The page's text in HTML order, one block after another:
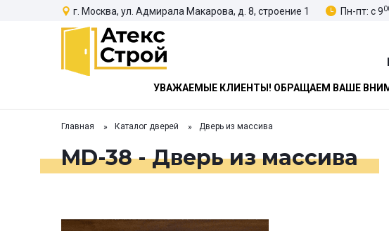
г. Москва, ул. Адмирала Макарова, д. 8, строение 1 Пн-пт: с 9
УВАЖАЕМЫЕ КЛИЕНТЫ! ОБРАЩАЕМ ВАШЕ
Главная Каталог дверей Дверь из массива
MD-38 - Дверь из массива